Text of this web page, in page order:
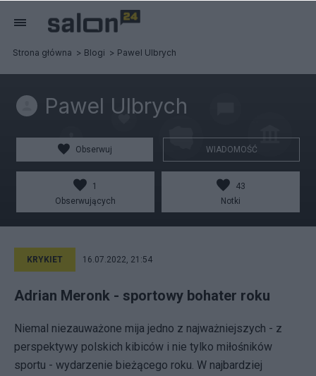
Strona główna Blogi Pawel Ulbrych
Pawel Ulbrych
Obserwuj WIADOMOŚĆ
1
Obserwujących
43
Notki
KRYKIET 16.07.2022, 21:54
Adrian Meronk - sportowy bohater roku
Niemal niezauważone mija jedno z najważniejszych - z
perspektywy polskich kibiców i nie tylko miłośników
sportu - wydarzenie bieżącego roku. W najbardziej